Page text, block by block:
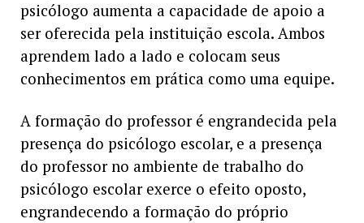
psicólogo aumenta a capacidade de apoio a
ser oferecida pela instituição escola. Ambos
aprendem lado a lado e colocam seus
conhecimentos em prática como uma equipe.
A formação do professor é engrandecida pela
presença do psicólogo escolar, e a presença
do professor no ambiente de trabalho do
psicólogo escolar exerce o efeito oposto,
engrandecendo a formação do próprio